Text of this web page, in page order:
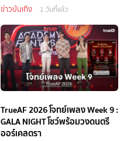
ข่าวบันเทิง 1 วันที่แล้ว
TrueAF 2026 โจทย์เพลง Week 9 :
GALA NIGHT โชว์พร้อมวงดนตรี
ออร์เคสตรา